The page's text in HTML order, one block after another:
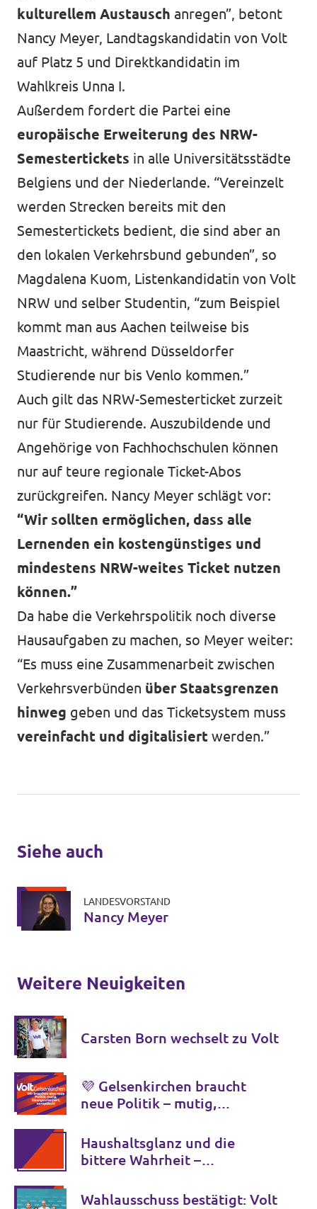
kulturellem Austausch anregen”, betont
Nancy Meyer, Landtagskandidatin von Volt
auf Platz 5 und Direktkandidatin im
Wahlkreis Unna I.
Außerdem fordert die Partei eine
europäische Erweiterung des NRW-
Semestertickets in alle Universitätsstädte
Belgiens und der Niederlande. “Vereinzelt
werden Strecken bereits mit den
Semestertickets bedient, die sind aber an
den lokalen Verkehrsbund gebunden”, so
Magdalena Kuom, Listenkandidatin von Volt
NRW und selber Studentin, “zum Beispiel
kommt man aus Aachen teilweise bis
Maastricht, während Düsseldorfer
Studierende nur bis Venlo kommen.”
Auch gilt das NRW-Semesterticket zurzeit
nur für Studierende. Auszubildende und
Angehörige von Fachhochschulen können
nur auf teure regionale Ticket-Abos
zurückgreifen. Nancy Meyer schlägt vor:
“Wir sollten ermöglichen, dass alle
Lernenden ein kostengünstiges und
mindestens NRW-weites Ticket nutzen
können.”
Da habe die Verkehrspolitik noch diverse
Hausaufgaben zu machen, so Meyer weiter:
“Es muss eine Zusammenarbeit zwischen
Verkehrsverbünden über Staatsgrenzen
hinweg geben und das Ticketsystem muss
vereinfacht und digitalisiert werden.”
Siehe auch
LANDESVORSTAND
Nancy Meyer
Weitere Neuigkeiten
Carsten Born wechselt zu Volt
💜 Gelsenkirchen braucht
neue Politik – mutig,
Haushaltsglanz und die
bittere Wahrheit –
sofort aufgeklärt werden
Wahlausschuss bestätigt: Volt